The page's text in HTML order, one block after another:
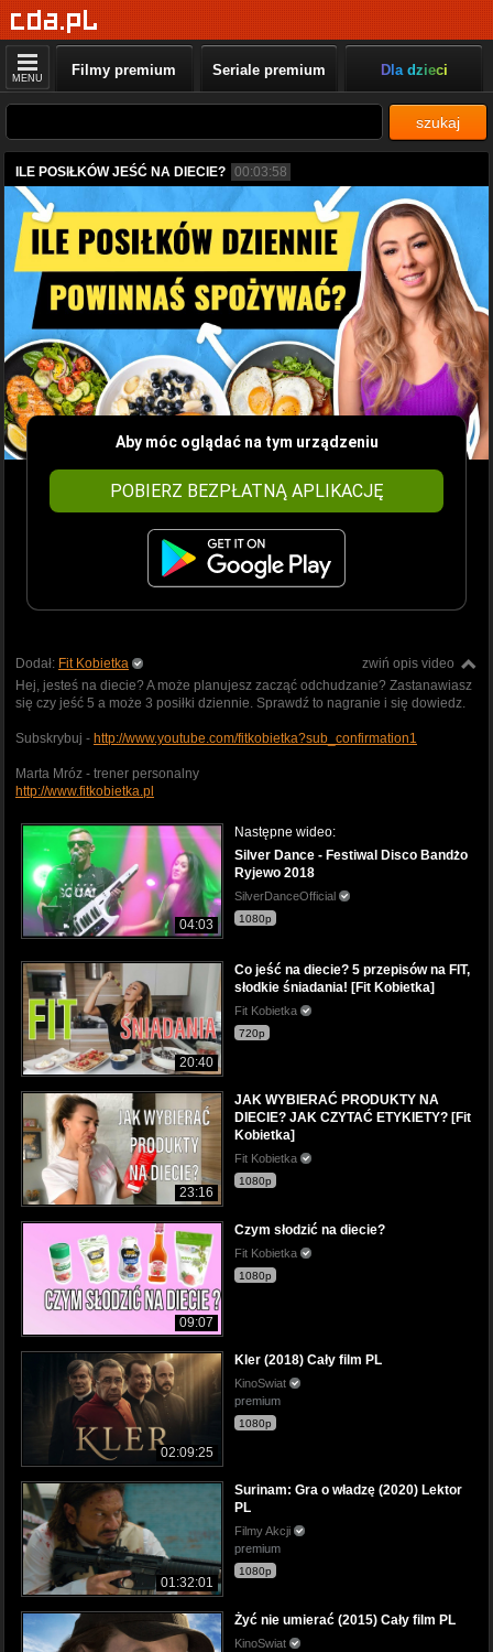
MENU Filmy premium Seriale premium Dla dzieci
szukaj
ILE POSIŁKÓW JEŚĆ NA DIECIE? 00:03:58
Aby móc oglądać na tym urządzeniu
POBIERZ BEZPŁATNĄ APLIKACJĘ
zwiń opis video
Dodał: Fit Kobietka
Hej, jesteś na diecie? A może planujesz zacząć odchudzanie? Zastanawiasz
się czy jeść 5 a może 3 posiłki dziennie. Sprawdź to nagranie i się dowiedz.
Subskrybuj - http://www.youtube.com/fitkobietka?sub_confirmation1
Marta Mróz - trener personalny
http://www.fitkobietka.pl
04:03
Następne wideo:
Silver Dance - Festiwal Disco Bandżo
Ryjewo 2018
SilverDanceOfficial
1080p
20:40
Co jeść na diecie? 5 przepisów na FIT,
słodkie śniadania! [Fit Kobietka]
Fit Kobietka
720p
23:16
JAK WYBIERAĆ PRODUKTY NA
DIECIE? JAK CZYTAĆ ETYKIETY? [Fit
Kobietka]
Fit Kobietka
1080p
09:07
Czym słodzić na diecie?
Fit Kobietka
1080p
02:09:25
Kler (2018) Cały film PL
KinoSwiat
premium
1080p
01:32:01
Surinam: Gra o władzę (2020) Lektor
PL
Filmy Akcji
premium
1080p
Żyć nie umierać (2015) Cały film PL
KinoSwiat